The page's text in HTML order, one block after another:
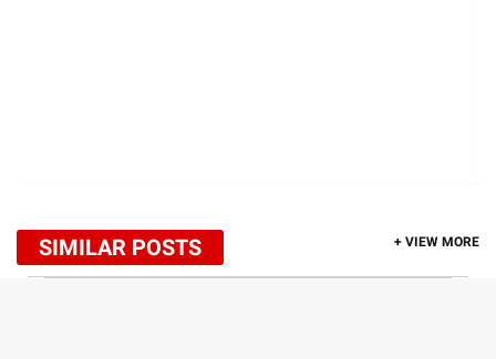
SIMILAR POSTS + VIEW MORE